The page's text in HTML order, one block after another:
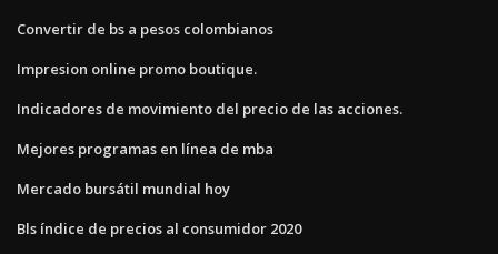
Convertir de bs a pesos colombianos
Impresion online promo boutique.
Indicadores de movimiento del precio de las acciones.
Mejores programas en línea de mba
Mercado bursátil mundial hoy
Bls índice de precios al consumidor 2020